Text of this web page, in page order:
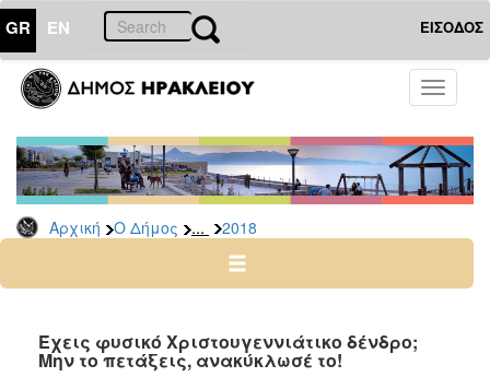
GR EN ΕΙΣΟΔΟΣ
Toggle
Αρχική Ο Δήμος ... 2018
ΔΗΜΟΣ
Δελτία
Τύπου
Αρχείο
2026
2024
2022
Έχεις φυσικό Χριστουγεννιάτικο δένδρο;
Μην το πετάξεις, ανακύκλωσέ το!